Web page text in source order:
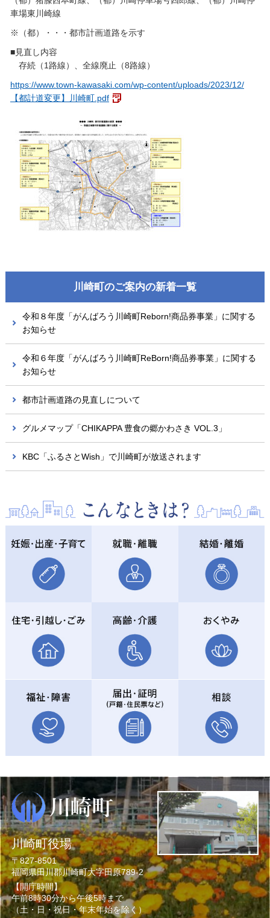
車場東川崎線
※（都）・・・都市計画道路を示す
■見直し内容
存続（1路線）、全線廃止（8路線）
https://www.town-kawasaki.com/wp-content/uploads/2023/12/
【都計道変更】川崎町.pdf
川崎町のご案内の新着一覧
令和８年度「がんばろう川崎町Reborn!商品券事業」に関する
お知らせ
令和６年度「がんばろう川崎町ReBorn!商品券事業」に関する
お知らせ
都市計画道路の見直しについて
グルメマップ「CHIKAPPA 豊食の郷かわさき VOL.3」
KBC「ふるさとWish」で川崎町が放送されます
川崎町役場
〒827-8501
福岡県田川郡川崎町大字田原789-2
【開庁時間】
午前8時30分から午後5時まで
（土・日・祝日・年末年始を除く）